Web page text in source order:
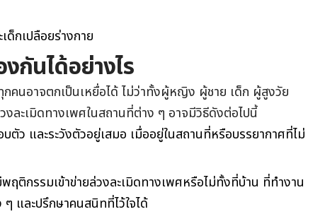
ด็กเปลือยร่างกาย
กันได้อย่างไร
นอาจตกเป็นเหยื่อได้ ไม่ว่าทั้งผู้หญิง ผู้ชาย เด็ก ผู้สูงวัย
ละเมิดทางเพศในสถานที่ต่าง ๆ อาจมีวิธีดังต่อไปนี้
ว และระวังตัวอยู่เสมอ เมื่ออยู่ในสถานที่หรือบรรยากาศที่ไม่
ฤติกรรมเข้าข่ายล่วงละเมิดทางเพศหรือไม่ทั้งที่บ้าน ที่ทำงาน
และปรึกษาคนสนิทที่ไว้ใจได้